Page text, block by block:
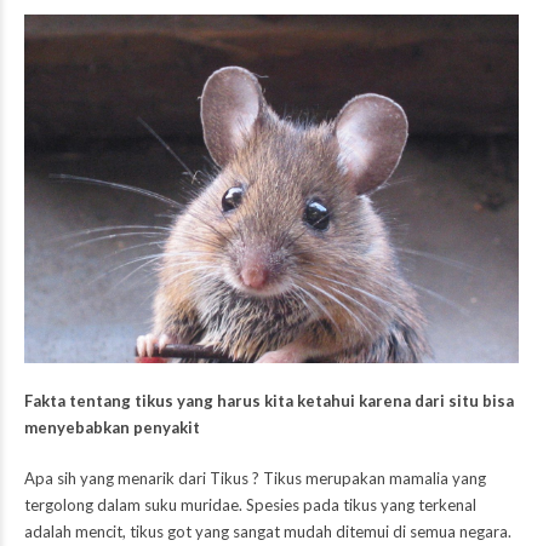
Fakta tentang tikus yang harus kita ketahui karena dari situ bisa
menyebabkan penyakit
Apa sih yang menarik dari Tikus ? Tikus merupakan mamalia yang
tergolong dalam suku muridae. Spesies pada tikus yang terkenal
adalah mencit, tikus got yang sangat mudah ditemui di semua negara.